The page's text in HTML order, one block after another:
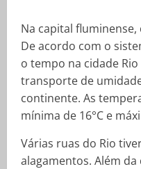
Na capital
De acordo com o
o tempo na cidade
transporte de
continente. As
mínima de 16°C e
Várias ruas do Rio
alagamentos. Além